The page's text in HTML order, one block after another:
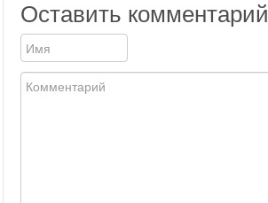
Оставить комментарий